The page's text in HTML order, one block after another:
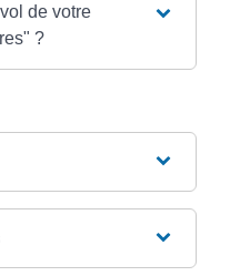
de votre
?